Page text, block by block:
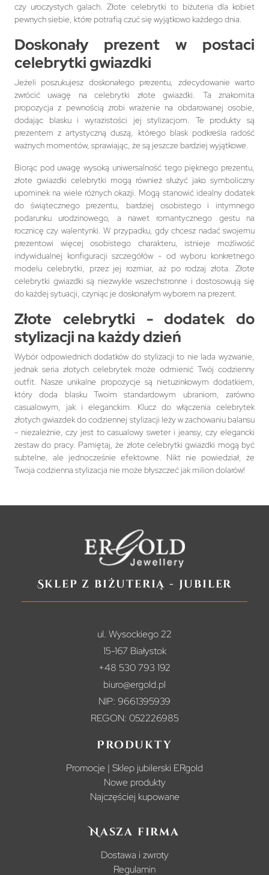
czy uroczystych galach. Złote celebrytki to biżuteria dla kobiet
pewnych siebie, które potrafią czuć się wyjątkowo każdego dnia.
Doskonały prezent w postaci
celebrytki gwiazdki
Jeżeli poszukujesz doskonałego prezentu, zdecydowanie warto
zwrócić uwagę na celebrytki złote gwiazdki. Ta znakomita
propozycja z pewnością zrobi wrażenie na obdarowanej osobie,
dodając blasku i wyrazistości jej stylizacjom. Te produkty są
prezentem z artystyczną duszą, którego blask podkreśla radość
ważnych momentów, sprawiając, że są jeszcze bardziej wyjątkowe.
Biorąc pod uwagę wysoką uniwersalność tego pięknego prezentu,
złote gwiazdki celebrytki mogą również służyć jako symboliczny
upominek na wiele różnych okazji. Mogą stanowić idealny dodatek
do świątecznego prezentu, bardziej osobistego i intymnego
podarunku urodzinowego, a nawet romantycznego gestu na
rocznicę czy walentynki. W przypadku, gdy chcesz nadać swojemu
prezentowi więcej osobistego charakteru, istnieje możliwość
indywidualnej konfiguracji szczegółów - od wyboru konkretnego
modelu celebrytki, przez jej rozmiar, aż po rodzaj złota. Złote
celebrytki gwiazdki są niezwykle wszechstronne i dostosowują się
do każdej sytuacji, czyniąc je doskonałym wyborem na prezent.
Złote celebrytki - dodatek do
stylizacji na każdy dzień
Wybór odpowiednich dodatków do stylizacji to nie lada wyzwanie,
jednak seria złotych celebrytek może odmienić Twój codzienny
outfit. Nasze unikalne propozycje są nietuzinkowym dodatkiem,
który doda blasku Twoim standardowym ubraniom, zarówno
casualowym, jak i eleganckim. Klucz do włączenia celebrytek
złotych gwiazdek do codziennej stylizacji leży w zachowaniu balansu
- niezależnie, czy jest to casualowy sweter i jeansy, czy elegancki
zestaw do pracy. Pamiętaj, że złote celebrytki gwiazdki mogą być
subtelne, ale jednocześnie efektowne. Nikt nie powiedział, że
Twoja codzienna stylizacja nie może błyszczeć jak milion dolarów!
Sklep z biżuterią - jubiler
ul. Wysockiego 22
15-167 Białystok
+48 530 793 192
biuro@ergold.pl
NIP: 9661395939
REGON: 052226985
Produkty
Promocje | Sklep jubilerski ERgold
Nowe produkty
Najczęściej kupowane
Nasza firma
Dostawa i zwroty
Regulamin